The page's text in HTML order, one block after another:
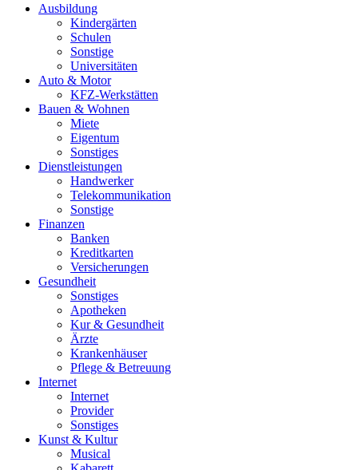
Ausbildung
Kindergärten
Schulen
Sonstige
Universitäten
Auto & Motor
KFZ-Werkstätten
Bauen & Wohnen
Miete
Eigentum
Sonstiges
Dienstleistungen
Handwerker
Telekommunikation
Sonstige
Finanzen
Banken
Kreditkarten
Versicherungen
Gesundheit
Sonstiges
Apotheken
Kur & Gesundheit
Ärzte
Krankenhäuser
Pflege & Betreuung
Internet
Internet
Provider
Sonstiges
Kunst & Kultur
Musical